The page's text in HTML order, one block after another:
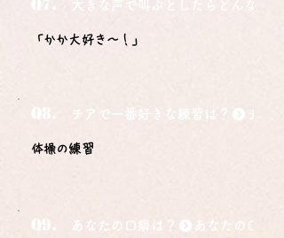
Q7. 大きな声で叫ぶとしたらどんな言葉
「かか大好き〜！」
Q8. チアで一番好きな練習は？
体操の練習
Q9. あなたの口癖は？